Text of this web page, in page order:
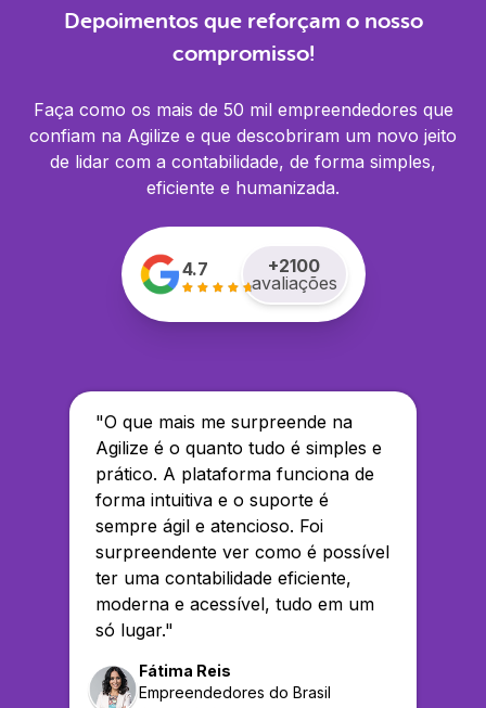
Depoimentos que reforçam o nosso
compromisso!
Faça como os mais de 50 mil empreendedores que
confiam na Agilize e que descobriram um novo jeito
de lidar com a contabilidade, de forma simples,
eficiente e humanizada.
4.7 +2100
avaliações
"O que mais me surpreende na
Agilize é o quanto tudo é simples e
prático. A plataforma funciona de
forma intuitiva e o suporte é
sempre ágil e atencioso. Foi
surpreendente ver como é possível
ter uma contabilidade eficiente,
moderna e acessível, tudo em um
só lugar."
Fátima Reis
Empreendedores do Brasil